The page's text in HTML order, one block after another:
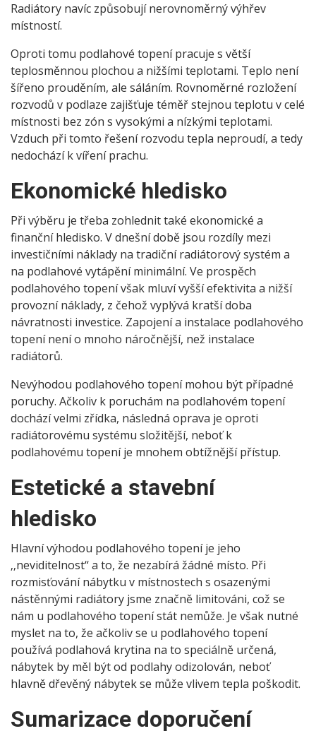
Radiátory navíc způsobují nerovnoměrný výhřev
místností.
Oproti tomu podlahové topení pracuje s větší
teplosměnnou plochou a nižšími teplotami. Teplo není
šířeno prouděním, ale sáláním. Rovnoměrné rozložení
rozvodů v podlaze zajišťuje téměř stejnou teplotu v celé
místnosti bez zón s vysokými a nízkými teplotami.
Vzduch při tomto řešení rozvodu tepla neproudí, a tedy
nedochází k víření prachu.
Ekonomické hledisko
Při výběru je třeba zohlednit také ekonomické a
finanční hledisko. V dnešní době jsou rozdíly mezi
investičními náklady na tradiční radiátorový systém a
na podlahové vytápění minimální. Ve prospěch
podlahového topení však mluví vyšší efektivita a nižší
provozní náklady, z čehož vyplývá kratší doba
návratnosti investice. Zapojení a instalace podlahového
topení není o mnoho náročnější, než instalace
radiátorů.
Nevýhodou podlahového topení mohou být případné
poruchy. Ačkoliv k poruchám na podlahovém topení
dochází velmi zřídka, následná oprava je oproti
radiátorovému systému složitější, neboť k
podlahovému topení je mnohem obtížnější přístup.
Estetické a stavební
hledisko
Hlavní výhodou podlahového topení je jeho
‚‚neviditelnost‘‘ a to, že nezabírá žádné místo. Při
rozmisťování nábytku v místnostech s osazenými
nástěnnými radiátory jsme značně limitováni, což se
nám u podlahového topení stát nemůže. Je však nutné
myslet na to, že ačkoliv se u podlahového topení
používá podlahová krytina na to speciálně určená,
nábytek by měl být od podlahy odizolován, neboť
hlavně dřevěný nábytek se může vlivem tepla poškodit.
Sumarizace doporučení